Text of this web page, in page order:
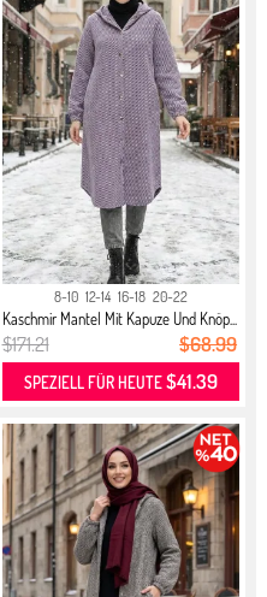
8-10 12-14 16-18 20-22
Kaschmir Mantel Mit Kapuze Und Knöp...
$171.21 $68.99
SPEZIELL FÜR HEUTE$41.39